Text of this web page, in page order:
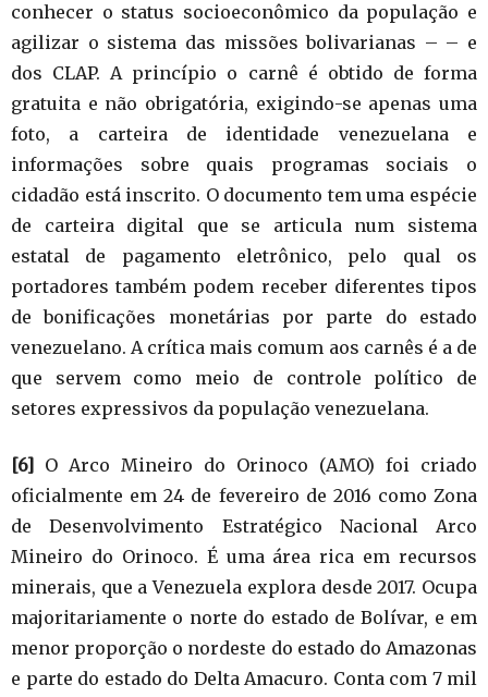
conhecer o status socioeconômico da população e
agilizar o sistema das missões bolivarianas – – e
dos CLAP. A princípio o carnê é obtido de forma
gratuita e não obrigatória, exigindo-se apenas uma
foto, a carteira de identidade venezuelana e
informações sobre quais programas sociais o
cidadão está inscrito. O documento tem uma espécie
de carteira digital que se articula num sistema
estatal de pagamento eletrônico, pelo qual os
portadores também podem receber diferentes tipos
de bonificações monetárias por parte do estado
venezuelano. A crítica mais comum aos carnês é a de
que servem como meio de controle político de
setores expressivos da população venezuelana.
[6]
O Arco Mineiro do Orinoco (AMO) foi criado
oficialmente em 24 de fevereiro de 2016 como Zona
de Desenvolvimento Estratégico Nacional Arco
Mineiro do Orinoco. É uma área rica em recursos
minerais, que a Venezuela explora desde 2017. Ocupa
majoritariamente o norte do estado de Bolívar, e em
menor proporção o nordeste do estado do Amazonas
e parte do estado do Delta Amacuro. Conta com 7 mil